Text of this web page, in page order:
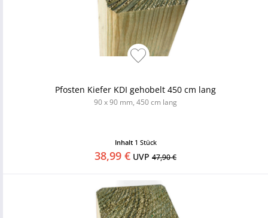
Pfosten Kiefer KDI gehobelt 450 cm lang
90 x 90 mm, 450 cm lang
Inhalt 1 Stück
38,99 € UVP 47,90 €